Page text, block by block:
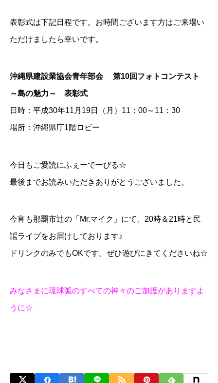
表彰式は下記日程です。お時間ございます方はご来場い
ただけましたら幸いです。
沖縄県建設業協会青年部会 第10回フォトコンテスト
～島の魅力～ 表彰式
日時：平成30年11月19日（月）11：00～11：30
場所：沖縄県庁1階ロビー
今日もご愛読にふぇーでーびる☆
最後までお読みいただきありがとうございました。
今宵も那覇市辻の 「Mr.マイク」 にて、20時＆21時と民
謡ライブをお届けしております♪
ドリンクのみでもOKです。ぜひ遊びにきてくださいね☆
みなさまに琉球弧のすべての神々のご加護がありますよ
うに☆